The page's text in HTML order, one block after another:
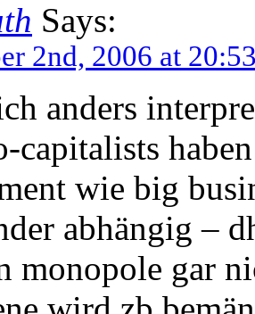
Says:
2nd, 2006 at
anders
capitalists
wie big
abhängig –
monopole gar